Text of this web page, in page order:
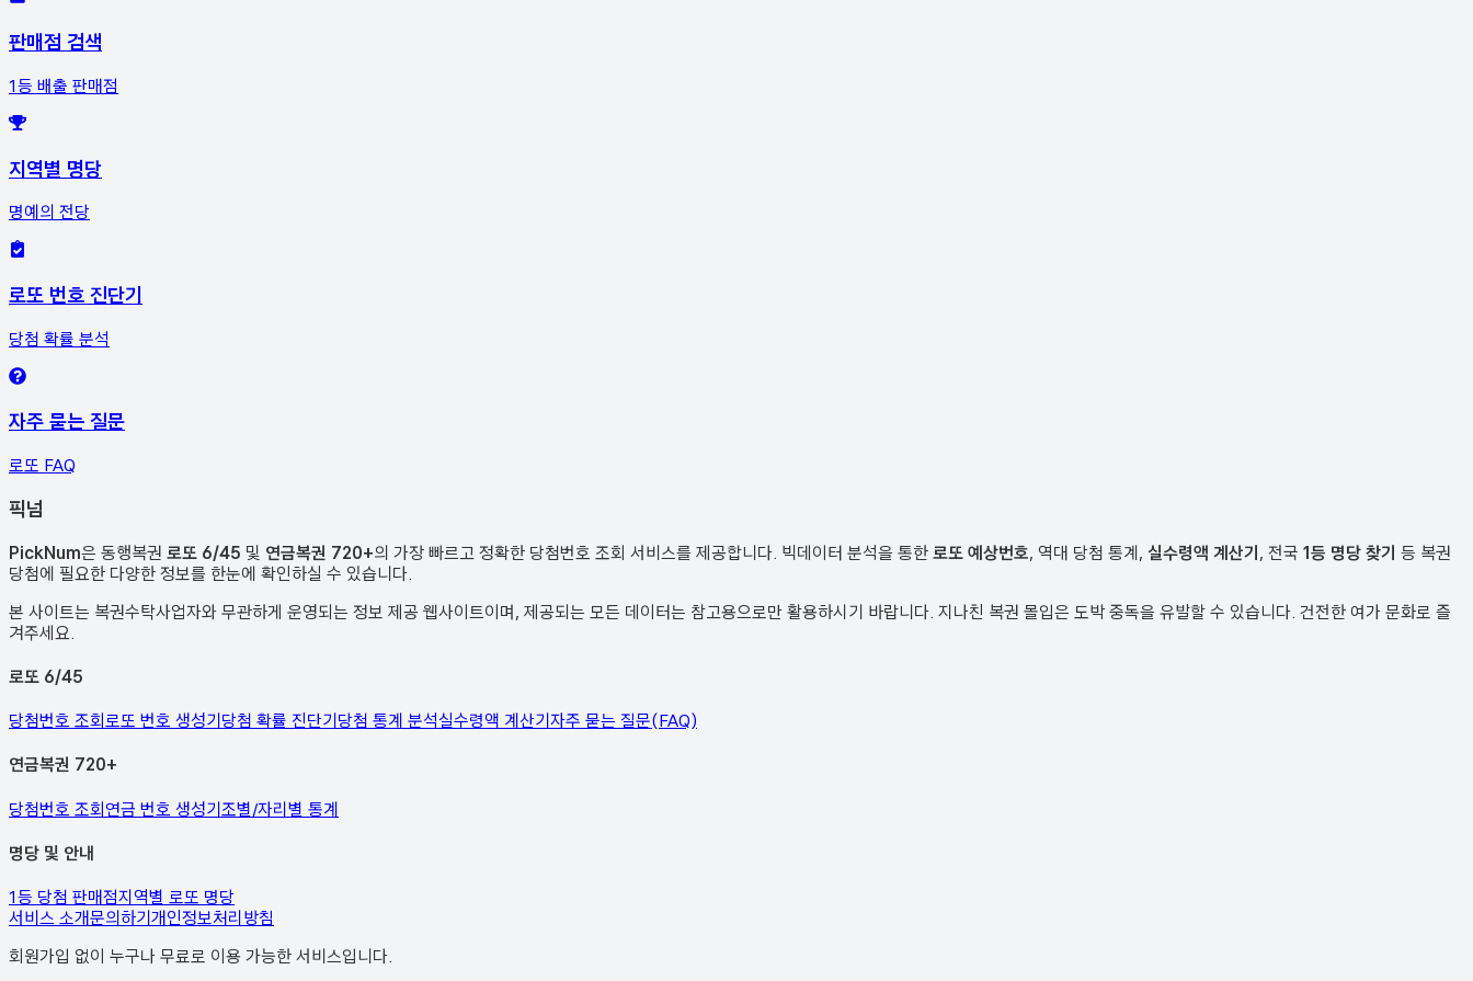
판매점 검색
1등 배출 판매점
지역별 명당
명예의 전당
로또 번호 진단기
당첨 확률 분석
자주 묻는 질문
로또 FAQ
픽넘
PickNum은 동행복권 로또 6/45 및 연금복권 720+의 가장 빠르고 정확한 당첨번호 조회 서비스를 제공합니다. 빅데이터 분석을 통한 로또 예상번호, 역대 당첨 통계, 실수령액 계산기, 전국 1등 명당 찾기 등 복권
당첨에 필요한 다양한 정보를 한눈에 확인하실 수 있습니다.
본 사이트는 복권수탁사업자와 무관하게 운영되는 정보 제공 웹사이트이며, 제공되는 모든 데이터는 참고용으로만 활용하시기 바랍니다. 지나친 복권 몰입은 도박 중독을 유발할 수 있습니다. 건전한 여가 문화로 즐
겨주세요.
로또 6/45
당첨번호 조회로또 번호 생성기당첨 확률 진단기당첨 통계 분석실수령액 계산기자주 묻는 질문(FAQ)
연금복권 720+
당첨번호 조회연금 번호 생성기조별/자리별 통계
명당 및 안내
1등 당첨 판매점지역별 로또 명당
서비스 소개문의하기 개인정보처리방침
회원가입 없이 누구나 무료로 이용 가능한 서비스입니다.